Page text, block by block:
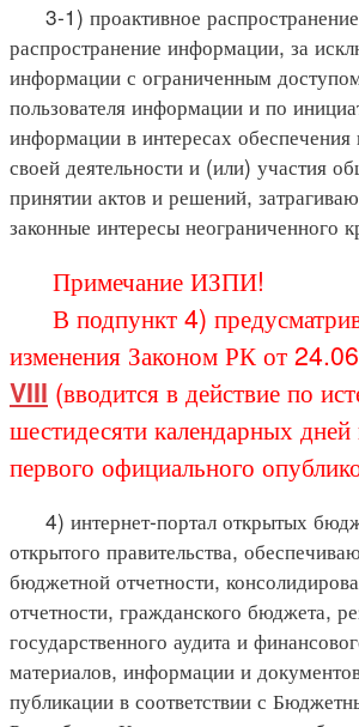
3-1) проактивное
распространение информации, за
информации с ограниченным
пользователя информации и по
информации в интересах обеспечения
своей деятельности и (или) участия
принятии актов и решений,
законные интересы неограниченного
Примечание ИЗПИ!
В подпункт 4)
изменения Законом РК от
VIII (вводится в действие по
шестидесяти календарных дней
первого официального
4) интернет-портал открытых
открытого правительства,
бюджетной отчетности,
отчетности, гражданского бюджета,
государственного аудита и
материалов, информации и
публикации в соответствии с